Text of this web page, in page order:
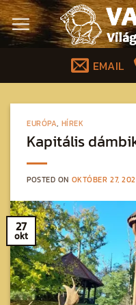
Skip
to
content
EMAIL
EURÓPA, HÍREK
Kapitális
POSTED ON OKTÓBER 27,
27
okt